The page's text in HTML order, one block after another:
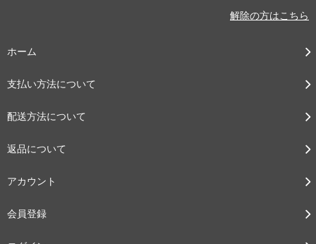
解除の方はこちら
ホーム
支払い方法について
配送方法について
返品について
アカウント
会員登録